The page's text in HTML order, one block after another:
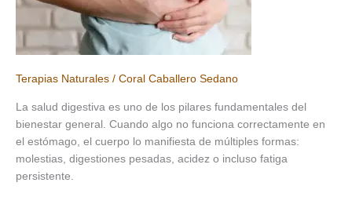
Terapias Naturales / Coral Caballero Sedano
La salud digestiva es uno de los pilares fundamentales del
bienestar general. Cuando algo no funciona correctamente en
el estómago, el cuerpo lo manifiesta de múltiples formas:
molestias, digestiones pesadas, acidez o incluso fatiga
persistente.